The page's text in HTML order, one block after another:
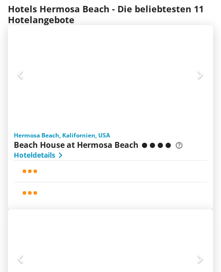
Hotels Hermosa Beach - Die beliebtesten 11
Hotelangebote
Hermosa Beach, Kalifornien, USA
Beach House at Hermosa Beach
Hoteldetails